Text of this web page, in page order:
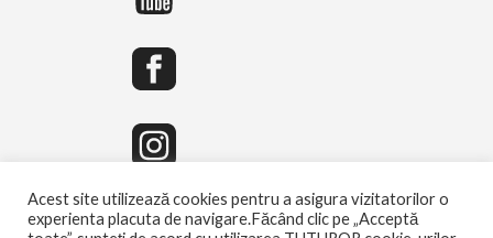
Acest site utilizează cookies pentru a asigura vizitatorilor o
experienta placuta de navigare.Făcând clic pe „Acceptă